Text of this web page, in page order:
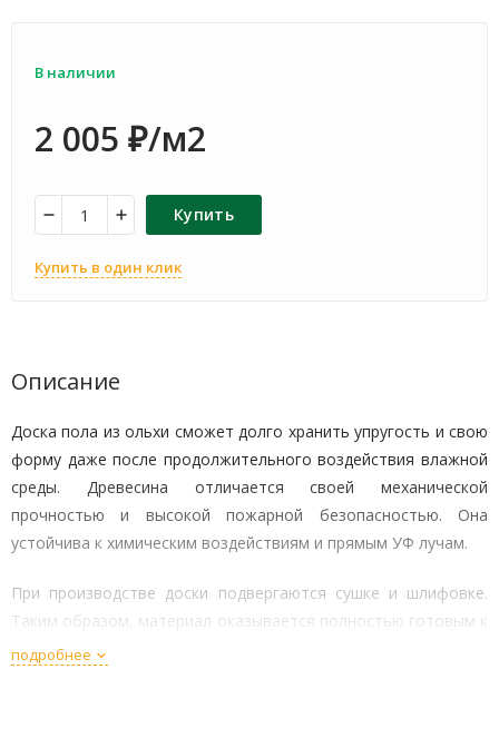
В наличии
2 005 ₽/м2
Купить
Купить в один клик
Описание
Доска пола из ольхи сможет долго хранить упругость и свою
форму даже после продолжительного воздействия влажной
среды. Древесина отличается своей механической
прочностью и высокой пожарной безопасностью. Она
устойчива к химическим воздействиям и прямым УФ лучам.
При производстве доски подвергаются сушке и шлифовке.
Таким образом, материал оказывается полностью готовым к
использованию сразу же после доставки.
подробнее